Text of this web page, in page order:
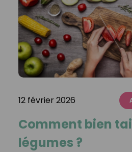
12 février 2026
Comment bien
légumes ?